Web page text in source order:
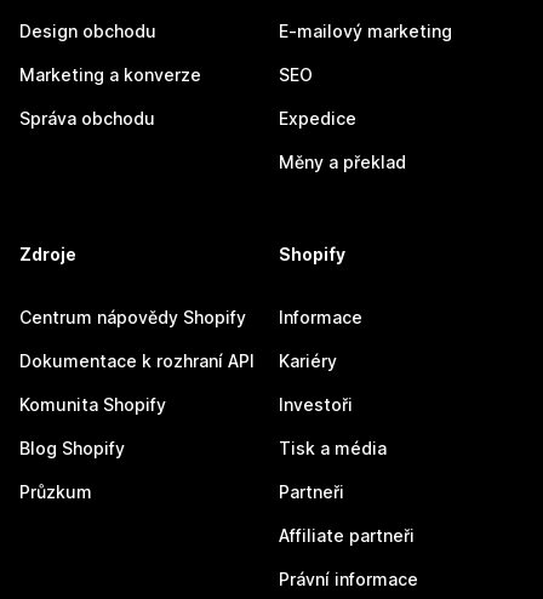
Design obchodu
Marketing a konverze
Správa obchodu
E-mailový marketing
SEO
Expedice
Měny a překlad
Zdroje
Centrum nápovědy Shopify
Dokumentace k rozhraní API
Komunita Shopify
Blog Shopify
Průzkum
Shopify
Informace
Kariéry
Investoři
Tisk a média
Partneři
Affiliate partneři
Právní informace